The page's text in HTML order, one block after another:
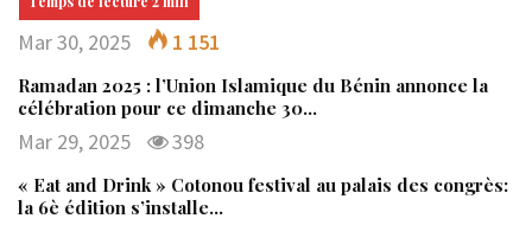
Mar 30, 2025 1 151
Ramadan 2025 : l’Union Islamique du Bénin annonce la
célébration pour ce dimanche 30…
Mar 29, 2025 398
« Eat and Drink » Cotonou festival au palais des congrès:
la 6è édition s’installe…